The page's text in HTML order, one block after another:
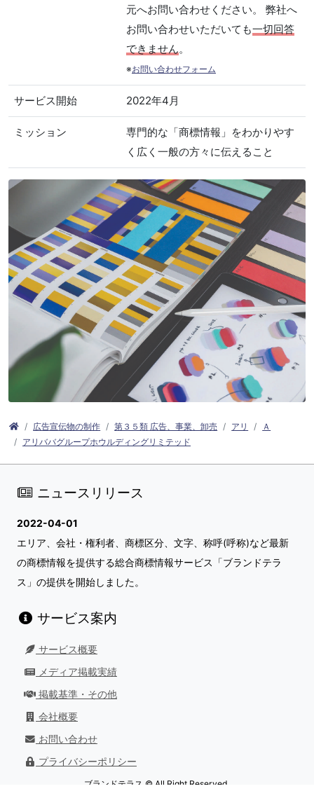
元へお問い合わせください。 弊社へ
お問い合わせいただいても一切回答
できません。
※お問い合わせフォーム
サービス開始 2022年4月
ミッション
専門的な「商標情報」をわかりやす
く広く一般の方々に伝えること
広告宣伝物の制作 第３５類 広告、事業、卸売 アリ
Ａ
アリババグループホウルディングリミテッド
ニュースリリース
2022-04-01
エリア、会社・権利者、商標区分、文字、称呼(呼称)など最新
の商標情報を提供する総合商標情報サービス「ブランドテラ
ス」の提供を開始しました。
サービス案内
サービス概要
メディア掲載実績
掲載基準・その他
会社概要
お問い合わせ
プライバシーポリシー
ブランドテラス © All Right Reserved.